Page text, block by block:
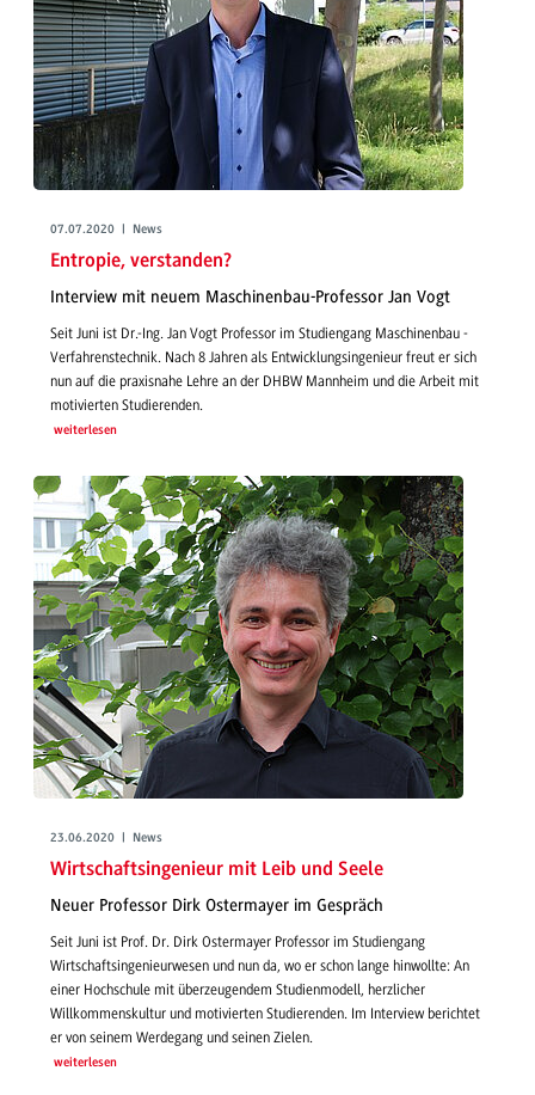
07.07.2020 | News
Entropie, verstanden?
Interview mit neuem Maschinenbau-Professor Jan Vogt
Seit Juni ist Dr.-Ing. Jan Vogt Professor im Studiengang Maschinenbau -
Verfahrenstechnik. Nach 8 Jahren als Entwicklungsingenieur freut er sich
nun auf die praxisnahe Lehre an der DHBW Mannheim und die Arbeit mit
motivierten Studierenden.
weiterlesen
23.06.2020 | News
Wirtschaftsingenieur mit Leib und Seele
Neuer Professor Dirk Ostermayer im Gespräch
Seit Juni ist Prof. Dr. Dirk Ostermayer Professor im Studiengang
Wirtschaftsingenieurwesen und nun da, wo er schon lange hinwollte: An
einer Hochschule mit überzeugendem Studienmodell, herzlicher
Willkommenskultur und motivierten Studierenden. Im Interview berichtet
er von seinem Werdegang und seinen Zielen.
weiterlesen